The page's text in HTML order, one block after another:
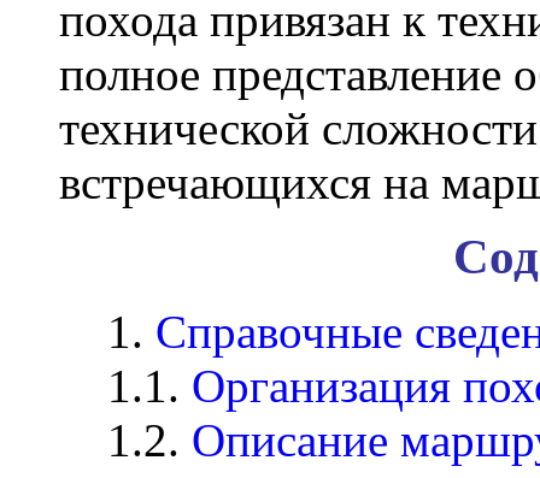
похода привязан к
полное представление
технической
встречающихся на
1. Справочные
1.1. Организация
1.2. Описание